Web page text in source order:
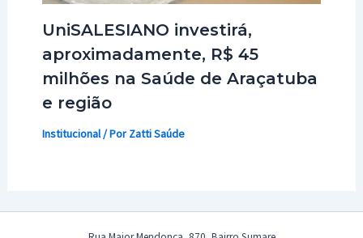
UniSALESIANO investirá,
aproximadamente, R$ 45
milhões na Saúde de Araçatuba
e região
Institucional/ PorZatti Saúde